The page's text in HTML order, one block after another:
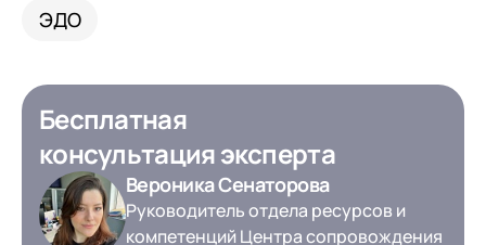
ЭДО
Бесплатная
консультация эксперта
Вероника Сенаторова
Руководитель отдела ресурсов и
компетенций Центра сопровождения